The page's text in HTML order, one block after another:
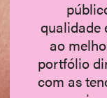
qualidade
ao
portfólio
com as